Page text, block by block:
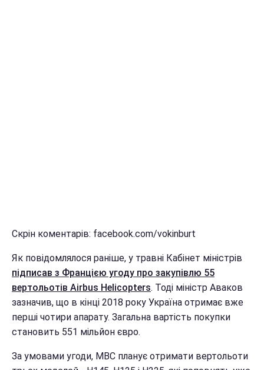
Скрін коментарів: facebook.com/vokinburt
Як повідомлялося раніше, у травні Кабінет міністрів
підписав з Францією угоду про закупівлю 55
вертольотів Airbus Helicopters. Тоді міністр Аваков
зазначив, що в кінці 2018 року Україна отримає вже
перші чотири апарату. Загальна вартість покупки
становить 551 мільйон євро.
За умовами угоди, МВС планує отримати вертольоти